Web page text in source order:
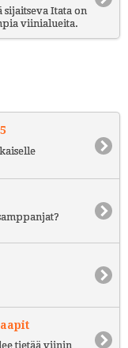
sijaitseva Itata on
viinialueita.
tietää viinin